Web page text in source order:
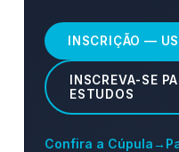
INSCRIÇÃO —
INSCREVA-SE
ESTUDOS
Confira a Cúpula→